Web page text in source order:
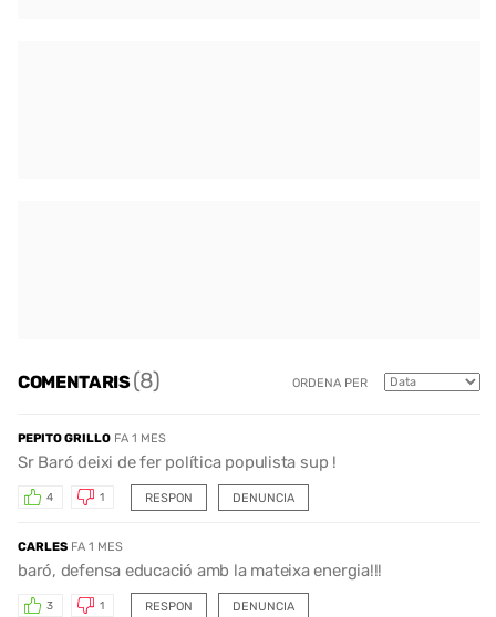
COMENTARIS(8) ORDENA PER
PEPITO GRILLO FA 1 MES
Sr Baró deixi de fer política populista sup !
RESPON
4 1 DENUNCIA
CARLES FA 1 MES
baró, defensa educació amb la mateixa energia!!!
RESPON
3 1 DENUNCIA